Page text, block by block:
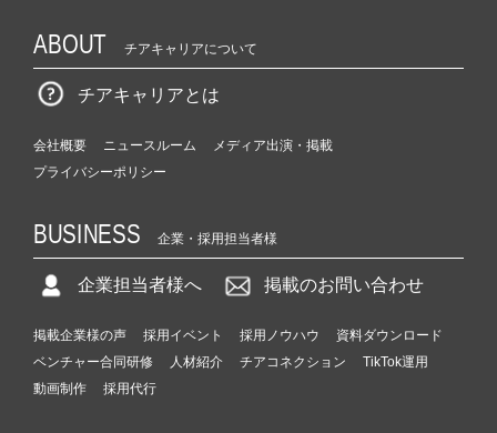
ABOUT チアキャリアについて
チアキャリアとは
会社概要 ニュースルーム
メディア出演・掲載
プライバシーポリシー
BUSINESS 企業・採用担当者様
企業担当者様へ 掲載のお問い合わせ
掲載企業様の声 採用イベント 採用ノウハウ
資料ダウンロード
ベンチャー合同研修
人材紹介 チアコネクション
TikTok運用
動画制作
採用代行